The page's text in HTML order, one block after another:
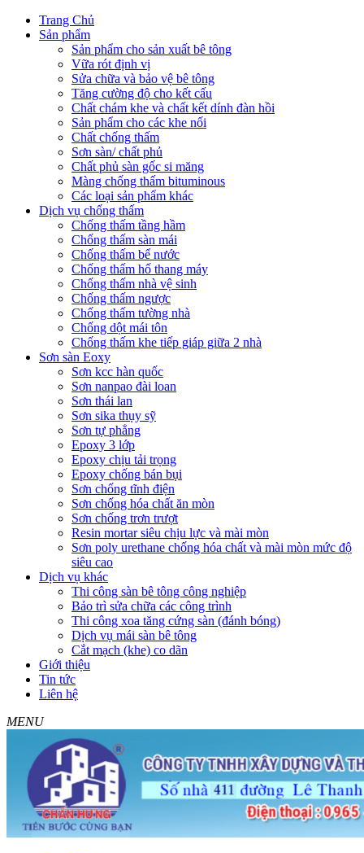
Trang Chủ
Sản phẩm
Sản phẩm cho sản xuất bê tông
Vữa rót định vị
Sửa chữa và bảo vệ bê tông
Tăng cường độ cho kết cấu
Chất chám khe và chất kết dính đàn hồi
Sản phẩm cho các khe nối
Chất chống thấm
Sơn sàn/ chất phủ
Chất phủ sàn gốc si măng
Màng chống thấm bituminous
Các loại sản phẩm khác
Dịch vụ chống thấm
Chống thấm tầng hầm
Chống thấm sàn mái
Chống thấm bể nước
Chống thấm hố thang máy
Chống thấm nhà vệ sinh
Chống thấm ngược
Chống thấm tường nhà
Chống dột mái tôn
Chống thấm khe tiếp giáp giữa 2 nhà
Sơn sàn Eoxy
Sơn kcc hàn quốc
Sơn nanpao đài loan
Sơn thái lan
Sơn sika thụy sỹ
Sơn tự phẳng
Epoxy 3 lớp
Epoxy chịu tải trọng
Epoxy chống bán bụi
Sơn chống tĩnh điện
Sơn chống hóa chất ăn mòn
Sơn chống trơn trượt
Resin mortar siêu chịu lực và mài mòn
Sơn poly urethane chống hóa chất và mài mòn mức độ
siêu cao
Dịch vụ khác
Thi công sàn bê tông công nghiệp
Bảo trì sửa chữa các công trình
Thi công xoa tăng cứng sàn (đánh bóng)
Dịch vụ mái sàn bê tông
Cắt mạch (khe) co dãn
Giới thiệu
Tin tức
Liên hệ
MENU